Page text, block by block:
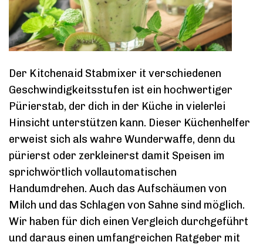
Der Kitchenaid Stabmixer it verschiedenen
Geschwindigkeitsstufen ist ein hochwertiger
Pürierstab, der dich in der Küche in vielerlei
Hinsicht unterstützen kann. Dieser Küchenhelfer
erweist sich als wahre Wunderwaffe, denn du
pürierst oder zerkleinerst damit Speisen im
sprichwörtlich vollautomatischen
Handumdrehen. Auch das Aufschäumen von
Milch und das Schlagen von Sahne sind möglich.
Wir haben für dich einen Vergleich durchgeführt
und daraus einen umfangreichen Ratgeber mit